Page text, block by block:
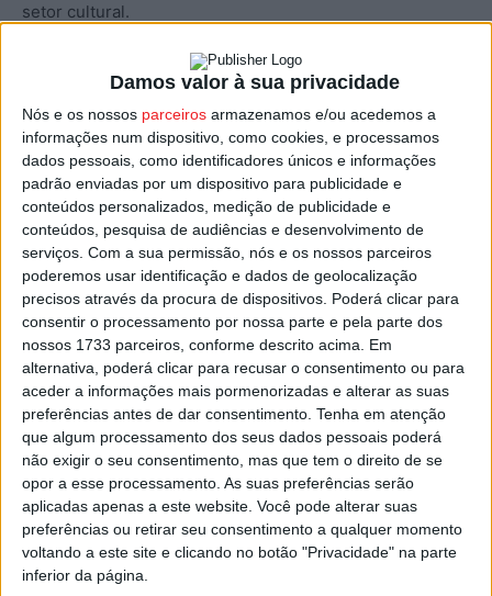
Damos valor à sua privacidade
Nós e os nossos parceiros armazenamos e/ou acedemos a
informações num dispositivo, como cookies, e processamos
dados pessoais, como identificadores únicos e informações
padrão enviadas por um dispositivo para publicidade e
conteúdos personalizados, medição de publicidade e
conteúdos, pesquisa de audiências e desenvolvimento de
serviços. Com a sua permissão, nós e os nossos parceiros
poderemos usar identificação e dados de geolocalização
precisos através da procura de dispositivos. Poderá clicar para
consentir o processamento por nossa parte e pela parte dos
nossos 1733 parceiros, conforme descrito acima. Em
alternativa, poderá clicar para recusar o consentimento ou para
aceder a informações mais pormenorizadas e alterar as suas
preferências antes de dar consentimento. Tenha em atenção
que algum processamento dos seus dados pessoais poderá
não exigir o seu consentimento, mas que tem o direito de se
opor a esse processamento. As suas preferências serão
aplicadas apenas a este website. Você pode alterar suas
preferências ou retirar seu consentimento a qualquer momento
voltando a este site e clicando no botão "Privacidade" na parte
inferior da página.
setor cultural.
O EIXO CULTURA em 2026 integra quatro eixos, estando
abertos a candidaturas, na modalidade anual, os eixos da
Criação Artística, Programação Artística e Projetos
Emergentes. O eixo das Parcerias de
Programação/Eventos-âncora mantém o apoio
quadrienal, com prazo próprio a anunciar para
prolongamento em 2026.
Esta e outras notícias para ouvir na Estação Diária – 96.8
FM ou em www.968.fm.
TAGS Eixo Cultura Viseu